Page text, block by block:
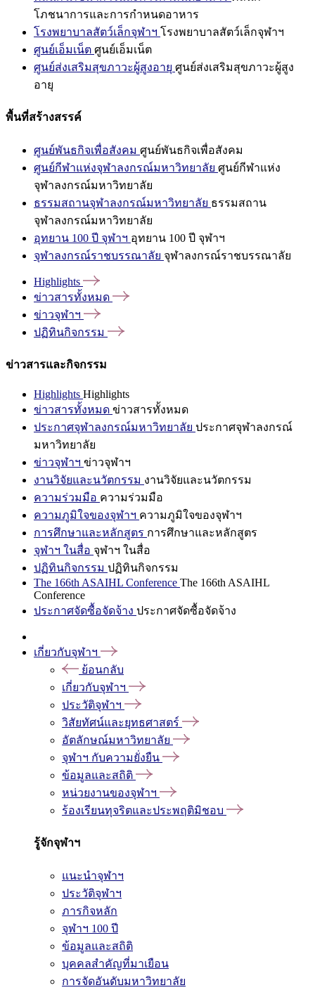
โภชนาการและการกำหนดอาหาร
โรงพยาบาลสัตว์เล็กจุฬาฯ โรงพยาบาลสัตว์เล็กจุฬาฯ
ศูนย์เอ็มเน็ต ศูนย์เอ็มเน็ต
ศูนย์ส่งเสริมสุขภาวะผู้สูงอายุ ศูนย์ส่งเสริมสุขภาวะผู้สูง
อายุ
พื้นที่สร้างสรรค์
ศูนย์พันธกิจเพื่อสังคม ศูนย์พันธกิจเพื่อสังคม
ศูนย์กีฬาแห่งจุฬาลงกรณ์มหาวิทยาลัย ศูนย์กีฬาแห่ง
จุฬาลงกรณ์มหาวิทยาลัย
ธรรมสถานจุฬาลงกรณ์มหาวิทยาลัย ธรรมสถาน
จุฬาลงกรณ์มหาวิทยาลัย
อุทยาน 100 ปี จุฬาฯ อุทยาน 100 ปี จุฬาฯ
จุฬาลงกรณ์ราชบรรณาลัย จุฬาลงกรณ์ราชบรรณาลัย
Highlights
ข่าวสารทั้งหมด
ข่าวจุฬาฯ
ปฏิทินกิจกรรม
ข่าวสารและกิจกรรม
Highlights Highlights
ข่าวสารทั้งหมด ข่าวสารทั้งหมด
ประกาศจุฬาลงกรณ์มหาวิทยาลัย ประกาศจุฬาลงกรณ์
มหาวิทยาลัย
ข่าวจุฬาฯ ข่าวจุฬาฯ
งานวิจัยและนวัตกรรม งานวิจัยและนวัตกรรม
ความร่วมมือ ความร่วมมือ
ความภูมิใจของจุฬาฯ ความภูมิใจของจุฬาฯ
การศึกษาและหลักสูตร การศึกษาและหลักสูตร
จุฬาฯ ในสื่อ จุฬาฯ ในสื่อ
ปฏิทินกิจกรรม ปฏิทินกิจกรรม
The 166th ASAIHL Conference The 166th ASAIHL
Conference
ประกาศจัดซื้อจัดจ้าง ประกาศจัดซื้อจัดจ้าง
เกี่ยวกับจุฬาฯ
ย้อนกลับ
เกี่ยวกับจุฬาฯ
ประวัติจุฬาฯ
วิสัยทัศน์และยุทธศาสตร์
อัตลักษณ์มหาวิทยาลัย
จุฬาฯ กับความยั่งยืน
ข้อมูลและสถิติ
หน่วยงานของจุฬาฯ
ร้องเรียนทุจริตและประพฤติมิชอบ
รู้จักจุฬาฯ
แนะนำจุฬาฯ
ประวัติจุฬาฯ
ภารกิจหลัก
จุฬาฯ 100 ปี
ข้อมูลและสถิติ
บุคคลสำคัญที่มาเยือน
การจัดอันดับมหาวิทยาลัย